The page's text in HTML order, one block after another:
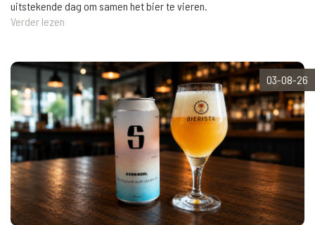
uitstekende dag om samen het bier te vieren.
Verder lezen
03-08-26